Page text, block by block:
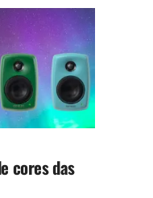
cores das